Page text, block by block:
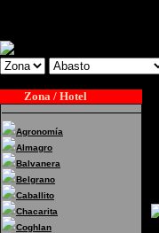
Zona / Hotel
Agronomía
Almagro
Balvanera
Belgrano
Caballito
Chacarita
Coghlan